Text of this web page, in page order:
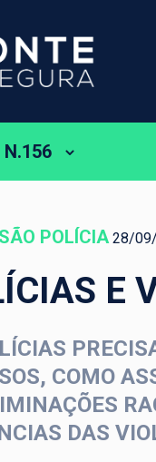
N.156
POLÍCIA 28/
E
COMO
DAS